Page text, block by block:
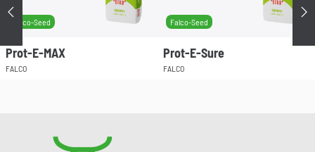
Falco-Seed
Prot-E-MAX
FALCO
Falco-Seed
Prot-E-Sure
FALCO
Précédent
Pied de page